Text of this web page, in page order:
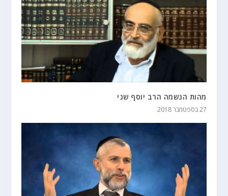
מהות הנשמה הרב יוסף שני
27 בספטמבר 2018